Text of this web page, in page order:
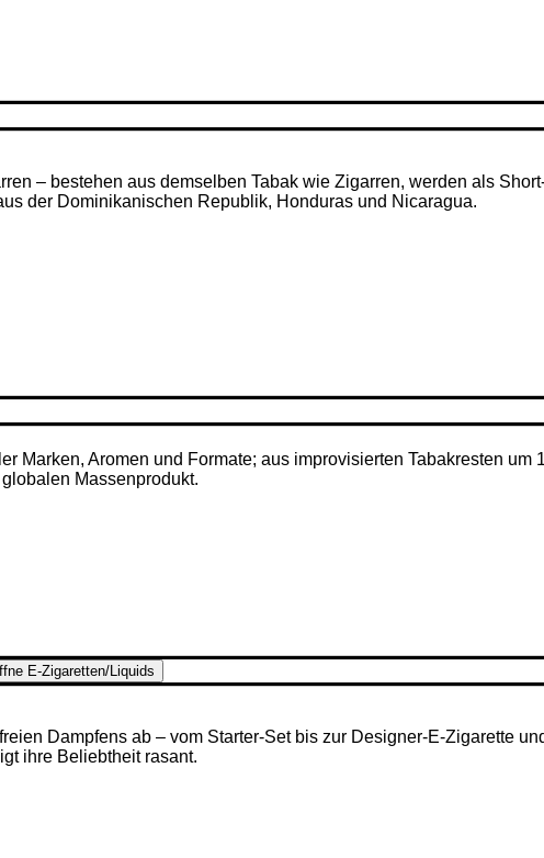
– bestehen aus demselben Tabak wie Zigarren, werden als
der Dominikanischen Republik, Honduras und Nicaragua.
Marken, Aromen und Formate; aus improvisierten Tabakresten
Massenprodukt.
E-Zigaretten/Liquids
Dampfens ab – vom Starter-Set bis zur Designer-E-Zigarette
ihre Beliebtheit rasant.